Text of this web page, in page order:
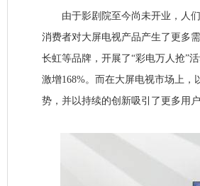
由于影剧院至今尚未开业，人们
消费者对大屏电视产品产生了更多
长虹等品牌，开展了“彩电万人抢”
激增168%。而在大屏电视市场上
势，并以持续的创新吸引了更多用户